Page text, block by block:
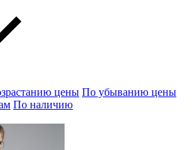
цены По убыванию цены
По наличию